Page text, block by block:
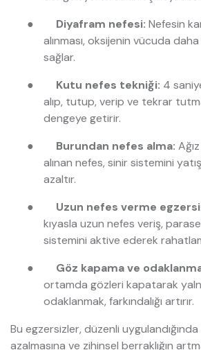
●
Diyafram nefesi: Nefesin
alınması, oksijenin vücuda daha
sağlar.
●
Kutu nefes tekniği: 4
alıp, tutup, verip ve tekrar
dengeye getirir.
●
Burundan nefes alma:
alınan nefes, sinir sistemini
azaltır.
●
Uzun nefes verme
kıyasla uzun nefes veriş,
sistemini aktive ederek
●
Göz kapama ve
ortamda gözleri kapatarak
odaklanmak, farkındalığı artırır.
Bu egzersizler, düzenli
azalmasına ve zihinsel berraklığın